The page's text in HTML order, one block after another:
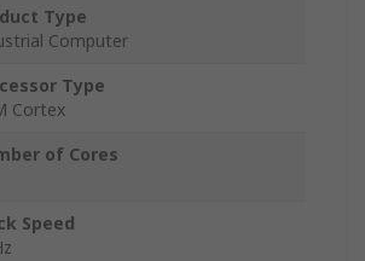
Type
Computer
Type
Cortex
of Cores
Speed